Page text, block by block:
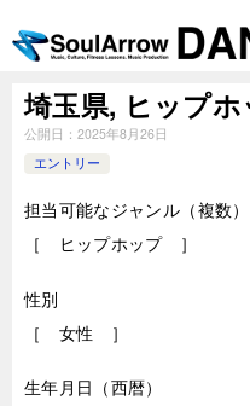
埼玉県, ヒップ
公開日： 2025年8月26日
エントリー
担当可能なジャンル（複数）
［ ヒップホップ ］
性別
［ 女性 ］
生年月日（西暦）